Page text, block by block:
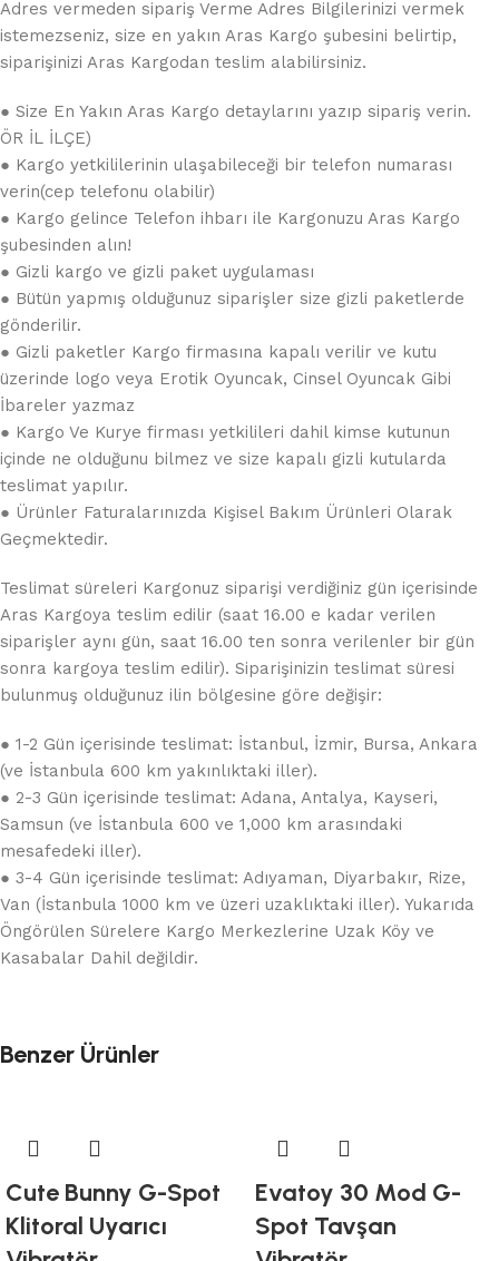
Adres vermeden sipariş Verme Adres Bilgilerinizi vermek
istemezseniz, size en yakın Aras Kargo şubesini belirtip,
siparişinizi Aras Kargodan teslim alabilirsiniz.
● Size En Yakın Aras Kargo detaylarını yazıp sipariş verin.
ÖR İL İLÇE)
● Kargo yetkililerinin ulaşabileceği bir telefon numarası
verin(cep telefonu olabilir)
● Kargo gelince Telefon ihbarı ile Kargonuzu Aras Kargo
şubesinden alın!
● Gizli kargo ve gizli paket uygulaması
● Bütün yapmış olduğunuz siparişler size gizli paketlerde
gönderilir.
● Gizli paketler Kargo firmasına kapalı verilir ve kutu
üzerinde logo veya Erotik Oyuncak, Cinsel Oyuncak Gibi
İbareler yazmaz
● Kargo Ve Kurye firması yetkilileri dahil kimse kutunun
içinde ne olduğunu bilmez ve size kapalı gizli kutularda
teslimat yapılır.
● Ürünler Faturalarınızda Kişisel Bakım Ürünleri Olarak
Geçmektedir.
Teslimat süreleri Kargonuz siparişi verdiğiniz gün içerisinde
Aras Kargoya teslim edilir (saat 16.00 e kadar verilen
siparişler aynı gün, saat 16.00 ten sonra verilenler bir gün
sonra kargoya teslim edilir). Siparişinizin teslimat süresi
bulunmuş olduğunuz ilin bölgesine göre değişir:
● 1-2 Gün içerisinde teslimat: İstanbul, İzmir, Bursa, Ankara
(ve İstanbula 600 km yakınlıktaki iller).
● 2-3 Gün içerisinde teslimat: Adana, Antalya, Kayseri,
Samsun (ve İstanbula 600 ve 1,000 km arasındaki
mesafedeki iller).
● 3-4 Gün içerisinde teslimat: Adıyaman, Diyarbakır, Rize,
Van (İstanbula 1000 km ve üzeri uzaklıktaki iller). Yukarıda
Öngörülen Sürelere Kargo Merkezlerine Uzak Köy ve
Kasabalar Dahil değildir.
Benzer Ürünler
Cute Bunny G-Spot
Klitoral Uyarıcı
Evatoy 30 Mod G-
Spot Tavşan